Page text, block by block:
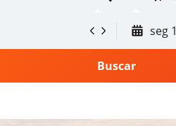
seg
Buscar